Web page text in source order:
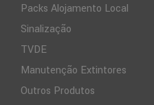
Packs Alojamento Local
Sinalização
TVDE
Manutenção Extintores
Outros Produtos